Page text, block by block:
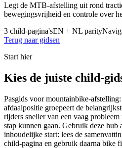
Legt de MTB-afstelling uit rond
bewegingsvrijheid en controle over
3 child-pagina'sEN + NL parity
Terug naar gidsen
Start hier
Kies de juiste child-
Pasgids voor mountainbike-
afdaalpositie groepeert de
rijders sneller van een vaag
stap kunnen gaan. Gebruik deze hub
inhoudelijke start: lees de
child-pagina en gebruik daarna bike